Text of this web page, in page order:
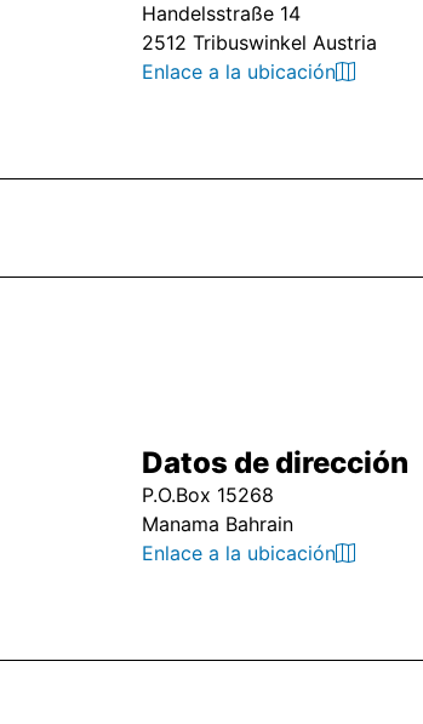
Handelsstraße 14
2512 Tribuswinkel Austria
Enlace a la ubicación
Datos de dirección
P.O.Box 15268
Manama Bahrain
Enlace a la ubicación